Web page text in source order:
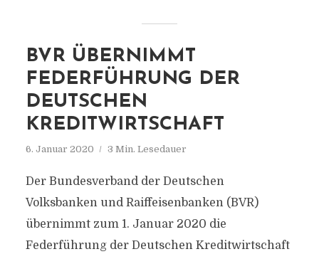
BVR ÜBERNIMMT
FEDERFÜHRUNG DER
DEUTSCHEN
KREDITWIRTSCHAFT
6. Januar 2020 3 Min. Lesedauer
Der Bundesverband der Deutschen
Volksbanken und Raiffeisenbanken (BVR)
übernimmt zum 1. Januar 2020 die
Federführung der Deutschen Kreditwirtschaft